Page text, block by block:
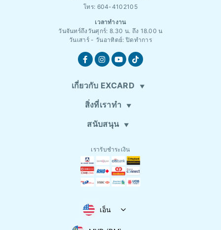
โทร: 604-4102105
เวลาทำงาน
วันจันทร์ถึงวันศุกร์: 8.30 น. ถึง 18.00 น
วันเสาร์ - วันอาทิตย์: ปิดทำการ
เกี่ยวกับ EXCARD
สิ่งที่เราทำ
สนับสนุน
เรารับชำระเงิน
เอ็น